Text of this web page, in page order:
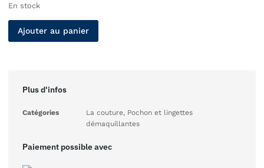
En stock
Ajouter au panier
Plus d'infos
Catégories La couture, Pochon et lingettes
démaquillantes
Paiement possible avec